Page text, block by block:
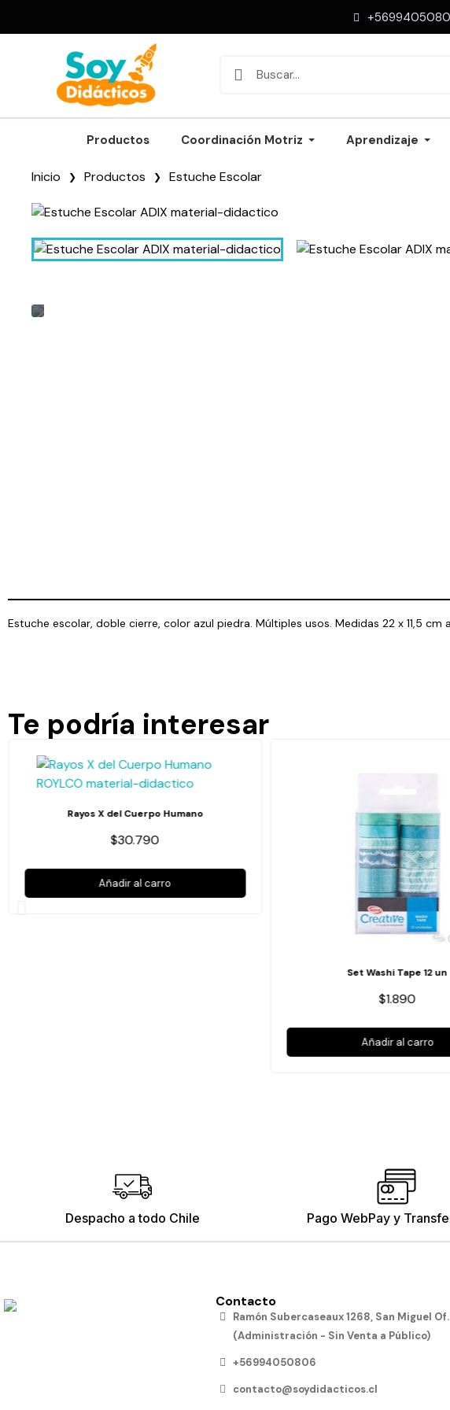
Productos Coordinación Motriz Aprendizaje
Inicio Productos Estuche Escolar
Estuche escolar, doble cierre, color azul piedra. Múltiples usos. Medidas 22 x 11,5 cm
Te podría interesar
Rayos X del Cuerpo Humano
$30.790
Añadir al carro
Set Washi Tape 12 un
$1.890
Añadir al carro
Despacho a todo Chile Pago WebPay y
Contacto
Ramón Subercaseaux 1268, San Miguel
(Administración - Sin Venta a Público)
+56994050806
contacto@soydidacticos.cl